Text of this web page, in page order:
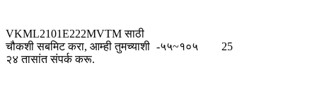
VKML2101E222MVTM साठी
चौकशी सबमिट करा, आम्ही तुमच्याशी
२४ तासांत संपर्क करू.
-५५~१०५ 25